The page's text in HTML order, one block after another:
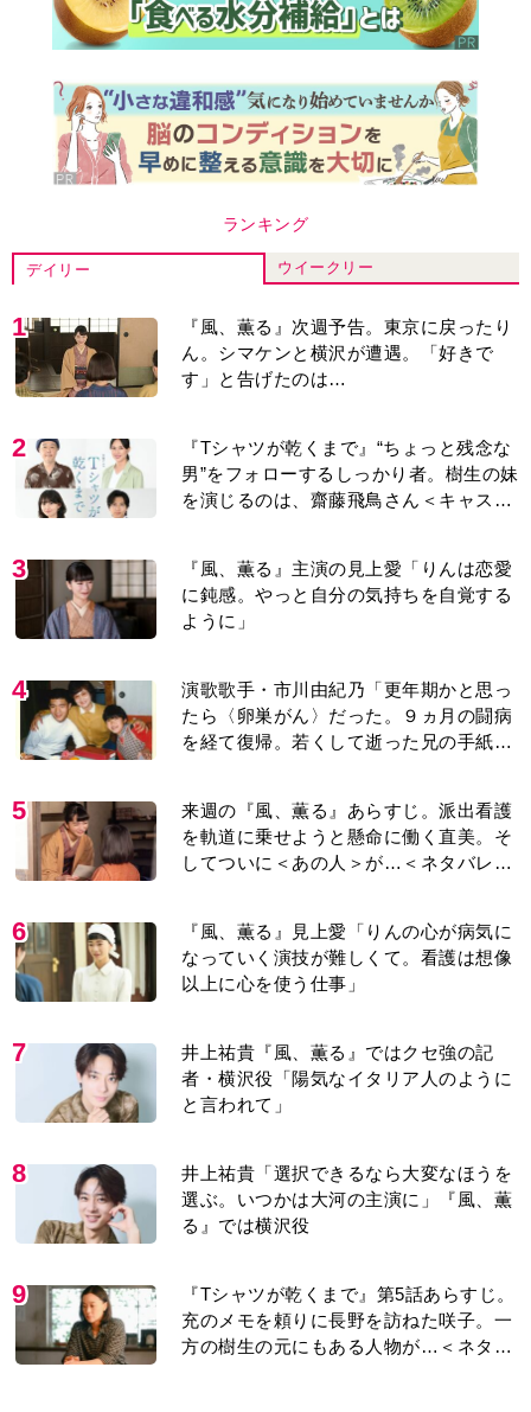
ランキング
デイリー ウイークリー
1
『風、薫る』次週予告。東京に戻ったり
ん。シマケンと横沢が遭遇。「好きで
す」と告げたのは…
2
『Tシャツが乾くまで』“ちょっと残念な
男”をフォローするしっかり者。樹生の妹
を演じるのは、齋藤飛鳥さん＜キャスト
3
『風、薫る』主演の見上愛「りんは恋愛
に鈍感。やっと自分の気持ちを自覚する
ように」
4
演歌歌手・市川由紀乃「更年期かと思っ
たら〈卵巣がん〉だった。９ヵ月の闘病
を経て復帰。若くして逝った兄の手紙を
5
来週の『風、薫る』あらすじ。派出看護
を軌道に乗せようと懸命に働く直美。そ
してついに＜あの人＞が…＜ネタバレあ
6
『風、薫る』見上愛「りんの心が病気に
なっていく演技が難しくて。看護は想像
以上に心を使う仕事」
7
井上祐貴『風、薫る』ではクセ強の記
者・横沢役「陽気なイタリア人のように
と言われて」
8
井上祐貴「選択できるなら大変なほうを
選ぶ。いつかは大河の主演に」『風、薫
る』では横沢役
9
『Tシャツが乾くまで』第5話あらすじ。
充のメモを頼りに長野を訪ねた咲子。一
方の樹生の元にもある人物が…＜ネタバ